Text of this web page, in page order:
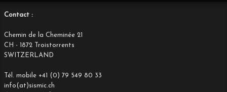
Contact :
Chemin de la Cheminée 21
CH - 1872 Troistorrents
SWITZERLAND
Tél. mobile +41 (0) 79 549 80 33
info(at)sismic.ch